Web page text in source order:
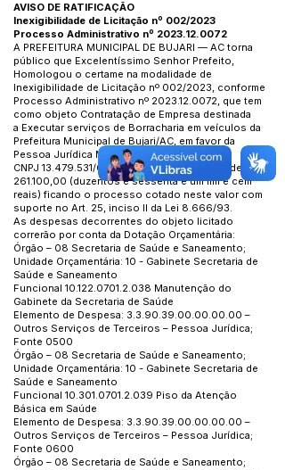
AVISO DE RATIFICAÇÃO
Inexigibilidade de Licitação nº 002/2023
Processo Administrativo nº 2023.12.0072
A PREFEITURA MUNICIPAL DE BUJARI — AC torna
público que Excelentíssimo Senhor Prefeito,
Homologou o certame na modalidade de
Inexigibilidade de Licitação nº 002/2023, conforme
Processo Administrativo nº 2023.12.0072, que tem
como objeto Contratação de Empresa destinada
a Executar serviços de Borracharia em veículos da
Prefeitura Municipal de Bujari/AC, em favor da
Pessoa Jurídica Maria de Fatima de Souza -
CNPJ 13.479.531/0001-50, com o valor total de R$
261.100,00 (duzentos e sessenta e um mil e cem
reais) ficando o processo cotado neste valor com
suporte no Art. 25, inciso Il da Lei 8.666/93.
As despesas decorrentes do objeto licitado
correrão por conta da Dotação Orçamentária:
Órgão – 08 Secretaria de Saúde e Saneamento;
Unidade Orçamentária: 10 - Gabinete Secretaria de
Saúde e Saneamento
Funcional 10.122.0701.2.038 Manutenção do
Gabinete da Secretaria de Saúde
Elemento de Despesa: 3.3.90.39.00.00.00.00 –
Outros Serviços de Terceiros – Pessoa Jurídica;
Fonte 0500
Órgão – 08 Secretaria de Saúde e Saneamento;
Unidade Orçamentária: 10 - Gabinete Secretaria de
Saúde e Saneamento
Funcional 10.301.0701.2.039 Piso da Atenção
Básica em Saúde
Elemento de Despesa: 3.3.90.39.00.00.00.00 –
Outros Serviços de Terceiros – Pessoa Jurídica;
Fonte 0600
Órgão – 08 Secretaria de Saúde e Saneamento;